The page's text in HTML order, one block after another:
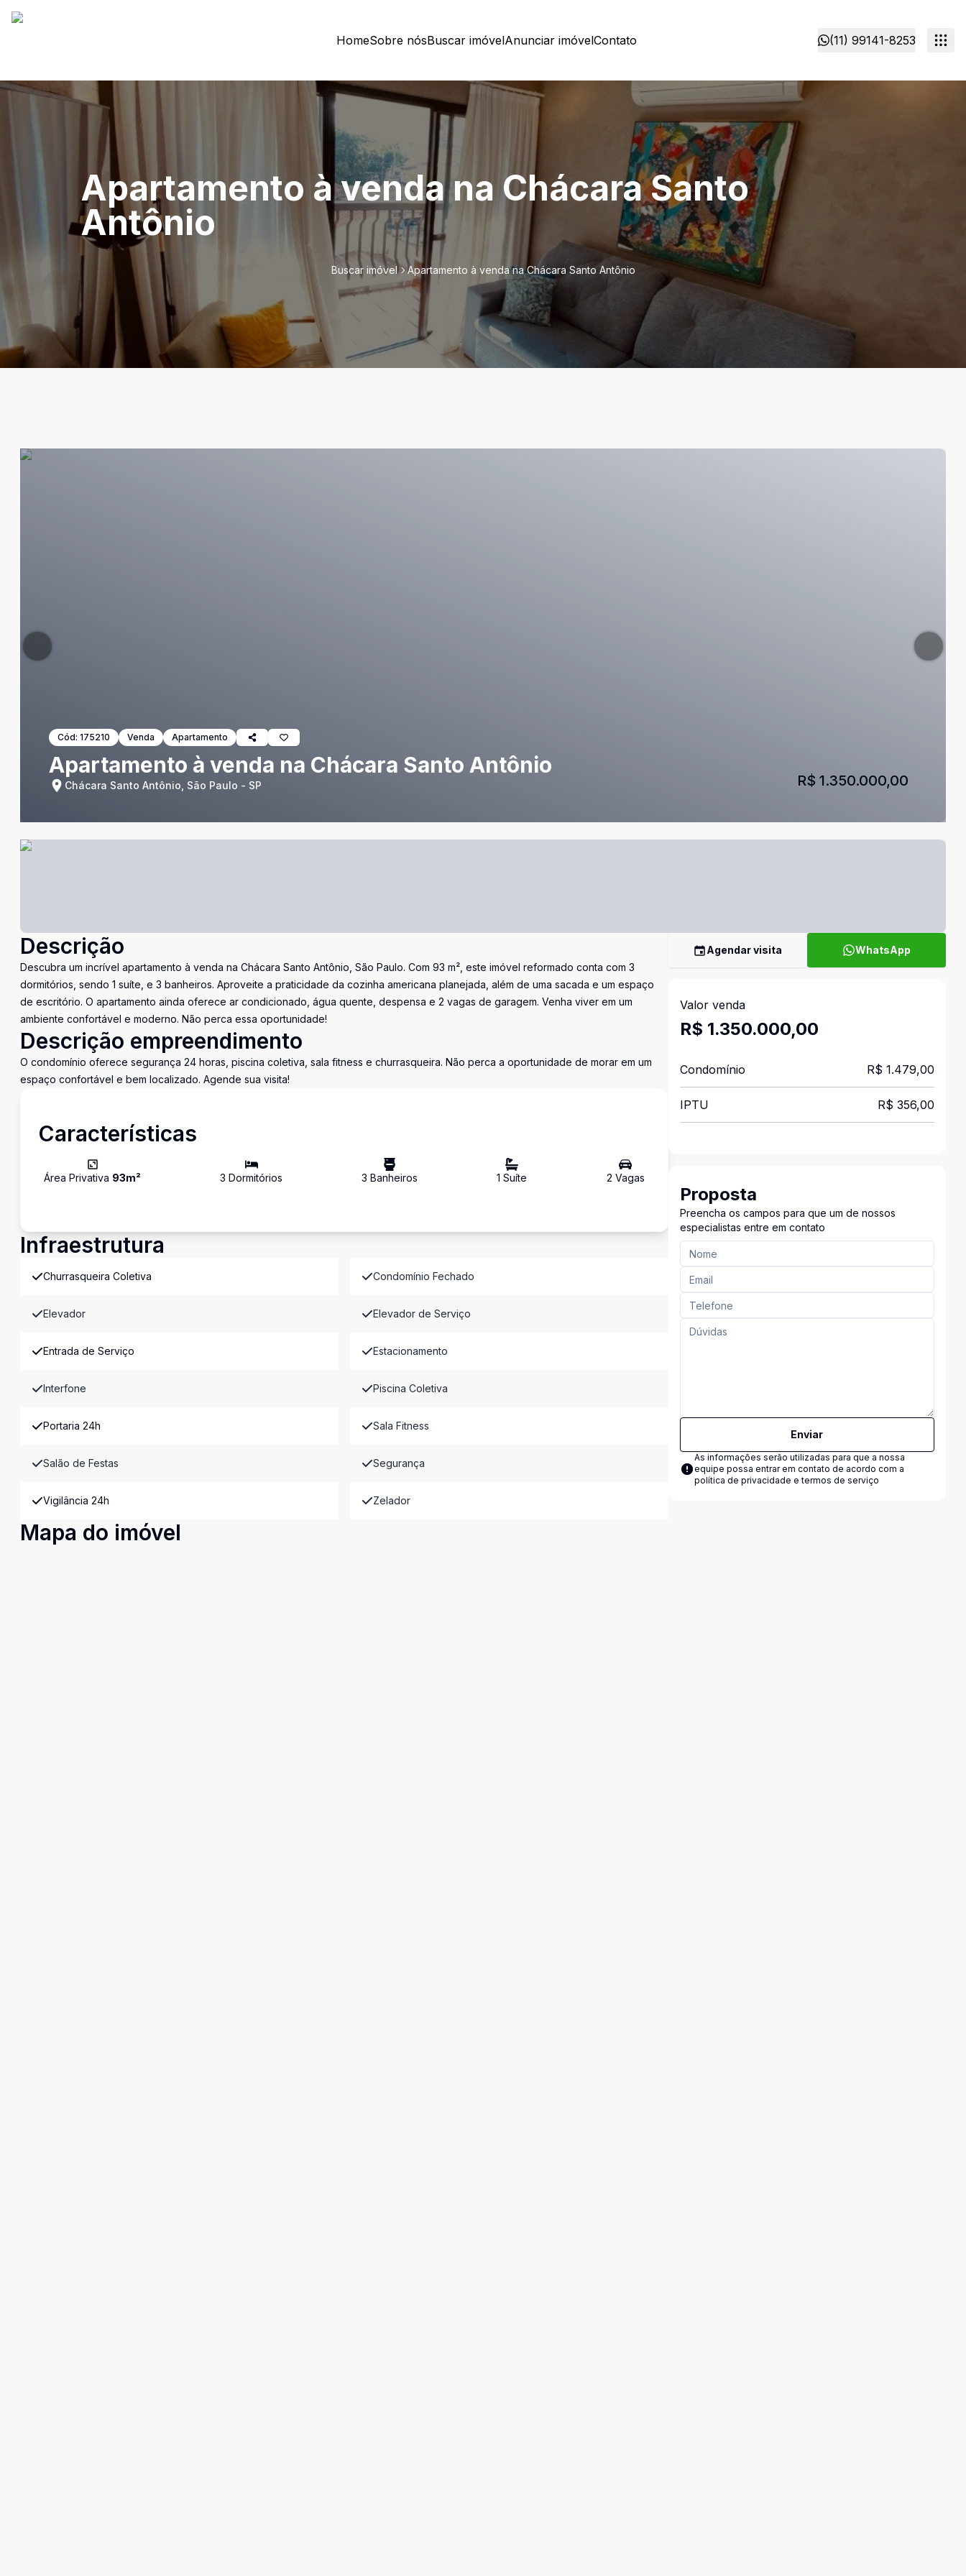
HomeSobre nósBuscar imóvelAnunciar imóvelContato (11) 99141-8253
Apartamento à venda na Chácara Santo
Antônio
Buscar imóvel Apartamento à venda na Chácara Santo Antônio
Cód: 175210 Venda Apartamento
Apartamento à venda na Chácara Santo Antônio
Chácara Santo Antônio, São Paulo - SP R$ 1.350.000,00
Descrição
Descubra um incrível apartamento à venda na Chácara Santo Antônio, São Paulo. Com 93 m², este imóvel reformado conta com 3
dormitórios, sendo 1 suíte, e 3 banheiros. Aproveite a praticidade da cozinha americana planejada, além de uma sacada e um espaço
de escritório. O apartamento ainda oferece ar condicionado, água quente, despensa e 2 vagas de garagem. Venha viver em um
ambiente confortável e moderno. Não perca essa oportunidade!
Descrição empreendimento
O condomínio oferece segurança 24 horas, piscina coletiva, sala fitness e churrasqueira. Não perca a oportunidade de morar em um
espaço confortável e bem localizado. Agende sua visita!
Características
Área Privativa 93m² 3 Dormitórios 3 Banheiros 1 Suíte 2 Vagas
Infraestrutura
Churrasqueira Coletiva Condomínio Fechado
Elevador Elevador de Serviço
Entrada de Serviço Estacionamento
Interfone Piscina Coletiva
Portaria 24h Sala Fitness
Salão de Festas Segurança
Vigilância 24h Zelador
Mapa do imóvel
Agendar visita WhatsApp
Valor venda
R$ 1.350.000,00
Condomínio R$ 1.479,00
IPTU R$ 356,00
Proposta
Preencha os campos para que um de nossos
especialistas entre em contato
Enviar
As informações serão utilizadas para que a nossa
equipe possa entrar em contato de acordo com a
política de privacidade e termos de serviço